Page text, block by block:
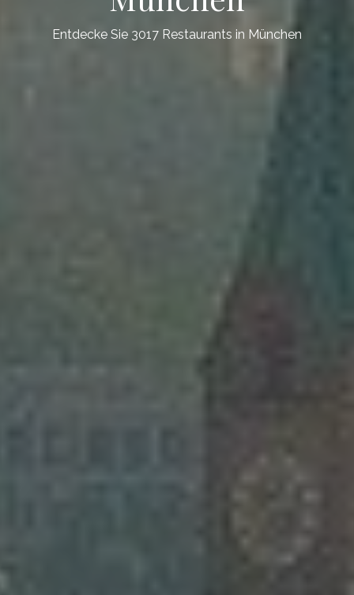
Entdecke Sie 3017 Restaurants in München